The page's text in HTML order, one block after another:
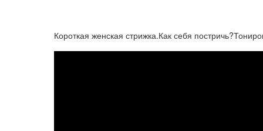
Короткая женская стрижка.Как себя